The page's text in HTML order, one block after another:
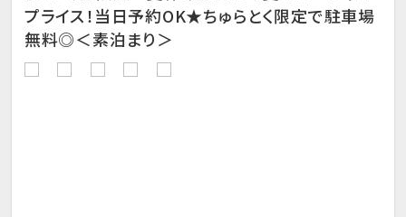
プライス！当日予約OK★ちゅらとく限定で駐車場
無料◎＜素泊まり＞